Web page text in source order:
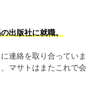
出版社に就職。
連絡を取り合っていま
マサトはまたこれで会